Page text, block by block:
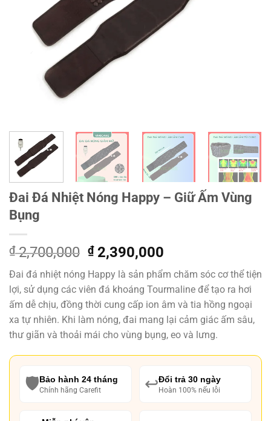
Đai Đá Nhiệt Nóng Happy – Giữ Ấm Vùng
Bụng
₫2,700,000 Giá
gốc
là:
₫ 2,700,000.
₫2,390,000
hiện
tại
là:
₫ 2,390,000.
Đai đá nhiệt nóng Happy là sản phẩm chăm sóc cơ thể tiện
lợi, sử dụng các viên đá khoáng Tourmaline để tạo ra hơi
ấm dễ chịu, đồng thời cung cấp ion âm và tia hồng ngoại
xa tự nhiên. Khi làm nóng, đai mang lại cảm giác ấm sâu,
thư giãn và thoải mái cho vùng bụng, eo và lưng.
🛡️Bảo hành 24 tháng
Chính hãng Carefit ↩️Đổi trả 30 ngày
Hoàn 100% nếu lỗi